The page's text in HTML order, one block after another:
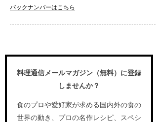
バックナンバーはこちら
料理通信メールマガジン（無料）に登録
しませんか？
食のプロや愛好家が求める国内外の食の
世界の動き、プロの名作レシピ、スペシ